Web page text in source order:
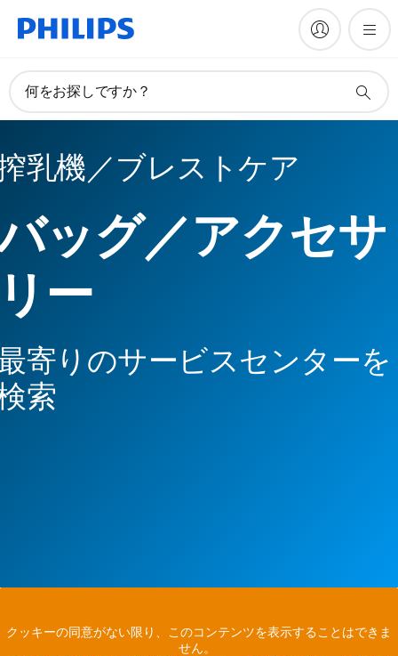
何をお探しですか？
乳機／ブレストケア
ッグ／アクセサ
ー
寄りのサービスセンターを
索
クッキーの同意がない限り、このコンテンツを表示することはできま
せん。